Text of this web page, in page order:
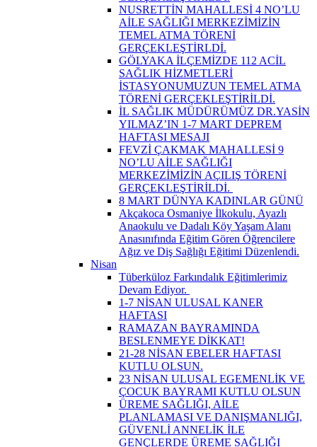
NUSRETTİN MAHALLESİ 4 NO’LU
AİLE SAĞLIĞI MERKEZİMİZİN
TEMEL ATMA TÖRENİ
GERÇEKLEŞTİRLDİ.
GÖLYAKA İLÇEMİZDE 112 ACİL
SAĞLIK HİZMETLERİ
İSTASYONUMUZUN TEMEL ATMA
TÖRENİ GERÇEKLEŞTİRİLDİ.
İL SAĞLIK MÜDÜRÜMÜZ DR.YASİN
YILMAZ’IN 1-7 MART DEPREM
HAFTASI MESAJI
FEVZİ ÇAKMAK MAHALLESİ 9
NO’LU AİLE SAĞLIĞI
MERKEZİMİZİN AÇILIŞ TÖRENİ
GERÇEKLEŞTİRİLDİ. ​
8 MART DÜNYA KADINLAR GÜNÜ
Akçakoca Osmaniye İlkokulu, Ayazlı
Anaokulu ve Dadalı Köy Yaşam Alanı
Anasınıfında Eğitim Gören Öğrencilere
Ağız ve Diş Sağlığı Eğitimi Düzenlendi.
Nisan
Tüberküloz Farkındalık Eğitimlerimiz
Devam Ediyor. ​
1-7 NİSAN ULUSAL KANER
HAFTASI
RAMAZAN BAYRAMINDA
BESLENMEYE DİKKAT!
21-28 NİSAN EBELER HAFTASI
KUTLU OLSUN.
23 NİSAN ULUSAL EGEMENLİK VE
ÇOCUK BAYRAMI KUTLU OLSUN
ÜREME SAĞLIĞI, AİLE
PLANLAMASI VE DANIŞMANLIĞI,
GÜVENLİ ANNELİK İLE
GENÇLERDE ÜREME SAĞLIĞI